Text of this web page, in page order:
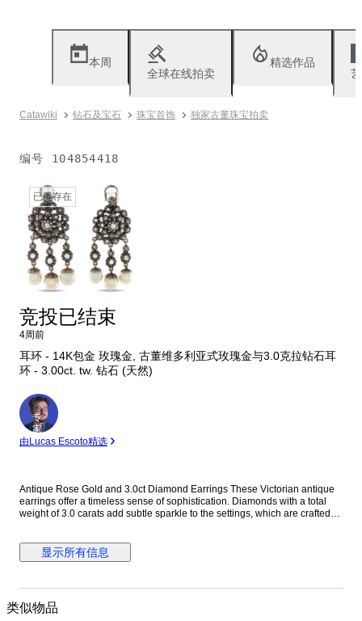
本周
全球在线拍卖
精选作品
Catawiki 钻石及宝石 珠宝首饰 独家古董珠宝拍卖
编号 104854418
已不存在
竞投已结束
4周前
耳环 - 14K包金 玫瑰金, 古董维多利亚式玫瑰金与3.0克拉钻石耳
环 - 3.00ct. tw. 钻石 (天然)
专
家
由Lucas Escoto精选
Antique Rose Gold and 3.0ct Diamond Earrings These Victorian antique
earrings offer a timeless sense of sophistication. Diamonds with a total
weight of 3.0 carats add subtle sparkle to the settings, which are crafted
wide. METAL & STONES Metal 14K Rose Gold Stones Diamond Diamond
Carat 3.00 Stamp 585 TYPE & SIZE Earring Type Dangle Earring Closure
Condition Excellent This jewelry piece is offered in estate condition
insured. Boucles d'oreilles victoriennes anciennes en or rose 14 carats et
显示所有信息
类似物品